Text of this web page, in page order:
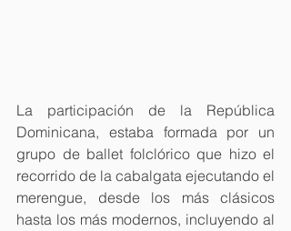
La participación de la República
Dominicana, estaba formada por un
grupo de ballet folclórico que hizo el
recorrido de la cabalgata ejecutando el
merengue, desde los más clásicos
hasta los más modernos, incluyendo al